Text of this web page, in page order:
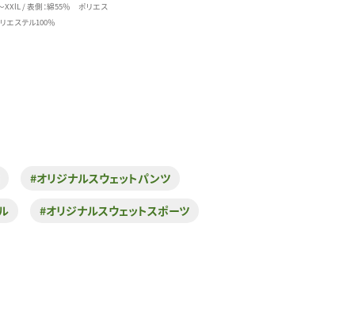
XXlL / 表側：綿55％ ポリエス
エステル100％
#オリジナルスウェットパンツ
#オリジナルスウェットスポーツ